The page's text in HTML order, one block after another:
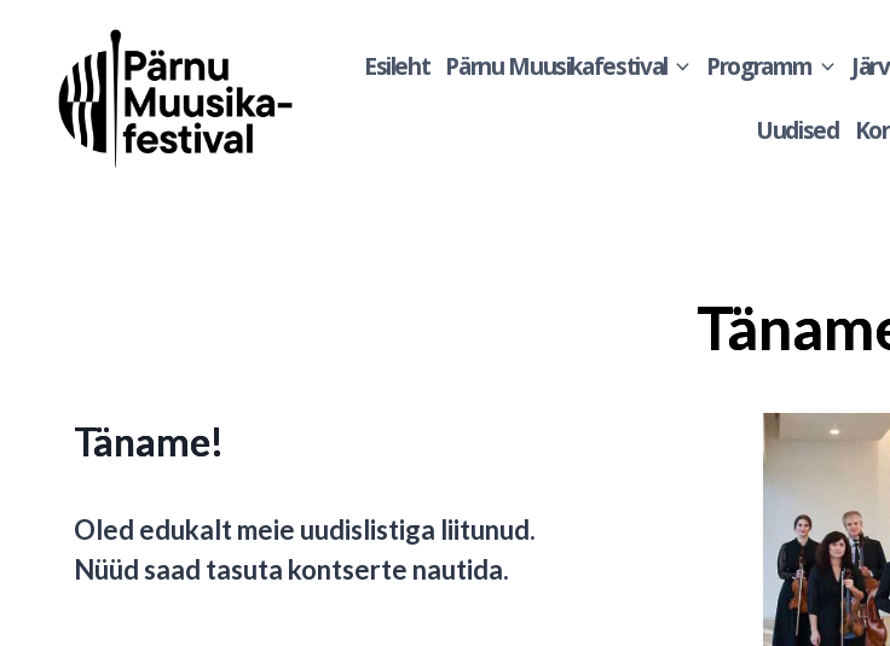
Esileht Pärnu Muusikafestival Programm
Uudised
Täname!
Oled edukalt meie uudislistiga liitunud.
Nüüd saad tasuta kontserte nautida.